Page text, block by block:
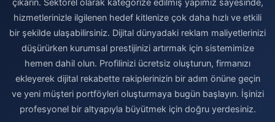
çıkarın. Sektörel olarak kategorize edilmiş yapımız sayesinde,
hizmetlerinizle ilgilenen hedef kitlenize çok daha hızlı ve etkili
bir şekilde ulaşabilirsiniz. Dijital dünyadaki reklam maliyetlerinizi
düşürürken kurumsal prestijinizi artırmak için sistemimize
hemen dahil olun. Profilinizi ücretsiz oluşturun, firmanızı
ekleyerek dijital rekabette rakiplerinizin bir adım önüne geçin
ve yeni müşteri portföyleri oluşturmaya bugün başlayın. İşinizi
profesyonel bir altyapıyla büyütmek için doğru yerdesiniz.